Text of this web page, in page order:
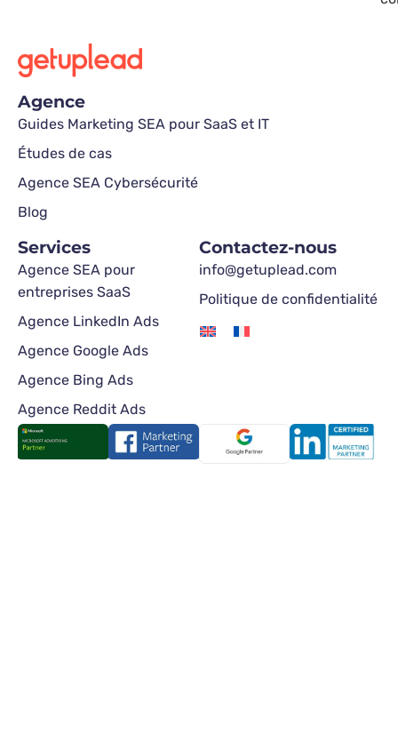
Agence
Guides Marketing SEA pour SaaS et IT
Études de cas
Agence SEA Cybersécurité
Blog
Services
Agence SEA pour
entreprises SaaS
Agence LinkedIn Ads
Agence Google Ads
Agence Bing Ads
Agence Reddit Ads
Contactez-nous
info@getuplead.com
Politique de confidentialité